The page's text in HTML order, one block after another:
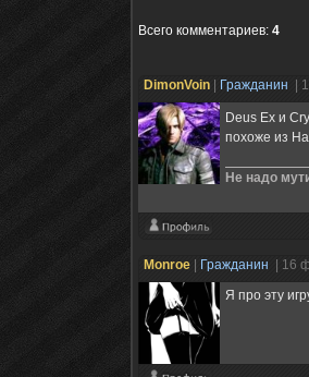
Всего комментариев: 4
DimonVoin Гражданин |
Deus Ex и
похоже из
Не надо
Monroe Гражданин
| 16
Я про эту